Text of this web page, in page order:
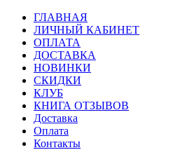
ГЛАВНАЯ
ЛИЧНЫЙ КАБИНЕТ
ОПЛАТА
ДОСТАВКА
НОВИНКИ
СКИДКИ
КЛУБ
КНИГА ОТЗЫВОВ
Доставка
Оплата
Контакты